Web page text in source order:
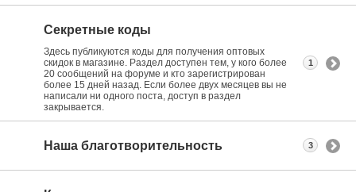
Секретные коды
Здесь публикуются коды для получения оптовых
скидок в магазине. Раздел доступен тем, у кого более
20 сообщений на форуме и кто зарегистрирован
более 15 дней назад. Если более двух месяцев вы не
написали ни одного поста, доступ в раздел
закрывается.
1
Наша благотворительность 3